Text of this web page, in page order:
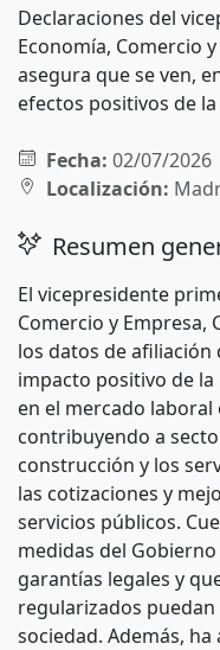
Declaraciones del
Economía, Comercio
asegura que se ven,
efectos positivos de
Fecha: 02/07/2026
Localización:
Resumen
El vicepresidente
Comercio y Empresa,
los datos de
impacto positivo de
en el mercado laboral
contribuyendo a
construcción y los
las cotizaciones y
servicios públicos.
medidas del
garantías legales y
regularizados
sociedad. Además,